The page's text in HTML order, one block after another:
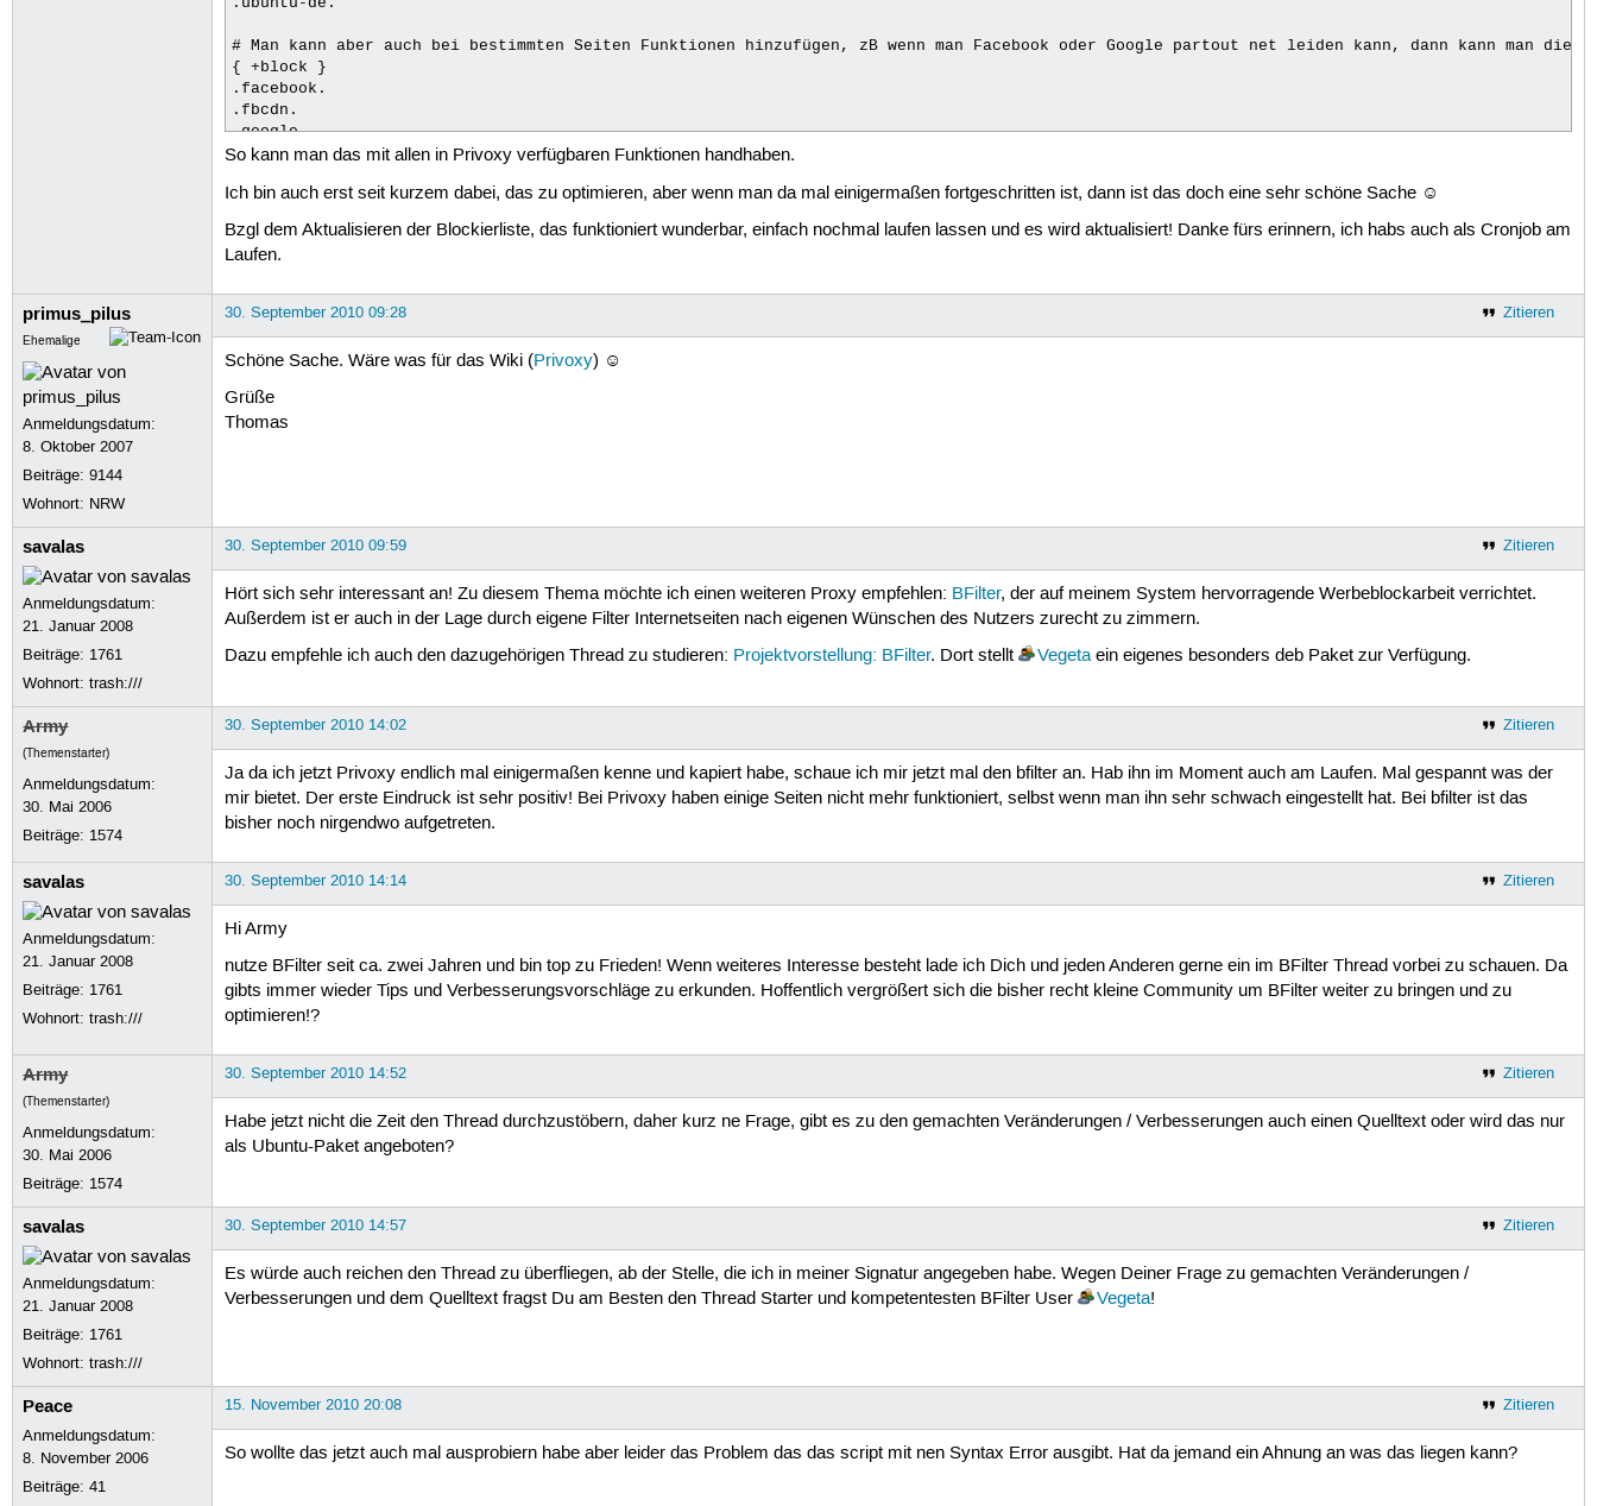
.ubuntu-de.
# Man kann aber auch bei bestimmten Seiten Funktionen hinzufügen, zB wenn man Facebook oder Google partout net leiden kann, dann kann man die
{ +block }
.facebook.
.fbcdn.
.google.
.ubuntu-de.
.ubuntuusers.
So kann man das mit allen in Privoxy verfügbaren Funktionen handhaben.
Ich bin auch erst seit kurzem dabei, das zu optimieren, aber wenn man da mal einigermaßen fortgeschritten ist, dann ist das doch eine sehr schöne Sache ☺
Bzgl dem Aktualisieren der Blockierliste, das funktioniert wunderbar, einfach nochmal laufen lassen und es wird aktualisiert! Danke fürs erinnern, ich habs auch als Cronjob am
Laufen.
primus_pilus
Ehemalige
Anmeldungsdatum:
8. Oktober 2007
Beiträge:9144
Wohnort: NRW
Zitieren
30. September 2010 09:28
Schöne Sache. Wäre was für das Wiki (Privoxy) ☺
Grüße
Thomas
savalas
Anmeldungsdatum:
21. Januar 2008
Beiträge: 1761
Wohnort: trash:///
Zitieren
30. September 2010 09:59
Hört sich sehr interessant an! Zu diesem Thema möchte ich einen weiteren Proxy empfehlen: BFilter, der auf meinem System hervorragende Werbeblockarbeit verrichtet.
Außerdem ist er auch in der Lage durch eigene Filter Internetseiten nach eigenen Wünschen des Nutzers zurecht zu zimmern.
Dazu empfehle ich auch den dazugehörigen Thread zu studieren: Projektvorstellung: BFilter. Dort stellt Vegetaein eigenes besonders deb Paket zur Verfügung.
Army
(Themenstarter)
Anmeldungsdatum:
30. Mai 2006
Beiträge: 1574
Zitieren
30. September 2010 14:02
Ja da ich jetzt Privoxy endlich mal einigermaßen kenne und kapiert habe, schaue ich mir jetzt mal den bfilter an. Hab ihn im Moment auch am Laufen. Mal gespannt was der
mir bietet. Der erste Eindruck ist sehr positiv! Bei Privoxy haben einige Seiten nicht mehr funktioniert, selbst wenn man ihn sehr schwach eingestellt hat. Bei bfilter ist das
bisher noch nirgendwo aufgetreten.
savalas
Anmeldungsdatum:
21. Januar 2008
Beiträge: 1761
Wohnort: trash:///
Zitieren
30. September 2010 14:14
Hi Army
nutze BFilter seit ca. zwei Jahren und bin top zu Frieden! Wenn weiteres Interesse besteht lade ich Dich und jeden Anderen gerne ein im BFilter Thread vorbei zu schauen. Da
gibts immer wieder Tips und Verbesserungsvorschläge zu erkunden. Hoffentlich vergrößert sich die bisher recht kleine Community um BFilter weiter zu bringen und zu
optimieren!?
Army
(Themenstarter)
Anmeldungsdatum:
30. Mai 2006
Beiträge: 1574
Zitieren
30. September 2010 14:52
Habe jetzt nicht die Zeit den Thread durchzustöbern, daher kurz ne Frage, gibt es zu den gemachten Veränderungen / Verbesserungen auch einen Quelltext oder wird das nur
als Ubuntu-Paket angeboten?
savalas
Anmeldungsdatum:
21. Januar 2008
Beiträge: 1761
Wohnort: trash:///
Zitieren
30. September 2010 14:57
Es würde auch reichen den Thread zu überfliegen, ab der Stelle, die ich in meiner Signatur angegeben habe. Wegen Deiner Frage zu gemachten Veränderungen /
Verbesserungen und dem Quelltext fragst Du am Besten den Thread Starter und kompetentesten BFilter User
Vegeta!
Peace
Anmeldungsdatum:
8. November 2006
Beiträge:41
Zitieren
15. November 2010 20:08
So wollte das jetzt auch mal ausprobiern habe aber leider das Problem das das script mit nen Syntax Error ausgibt. Hat da jemand ein Ahnung an was das liegen kann?